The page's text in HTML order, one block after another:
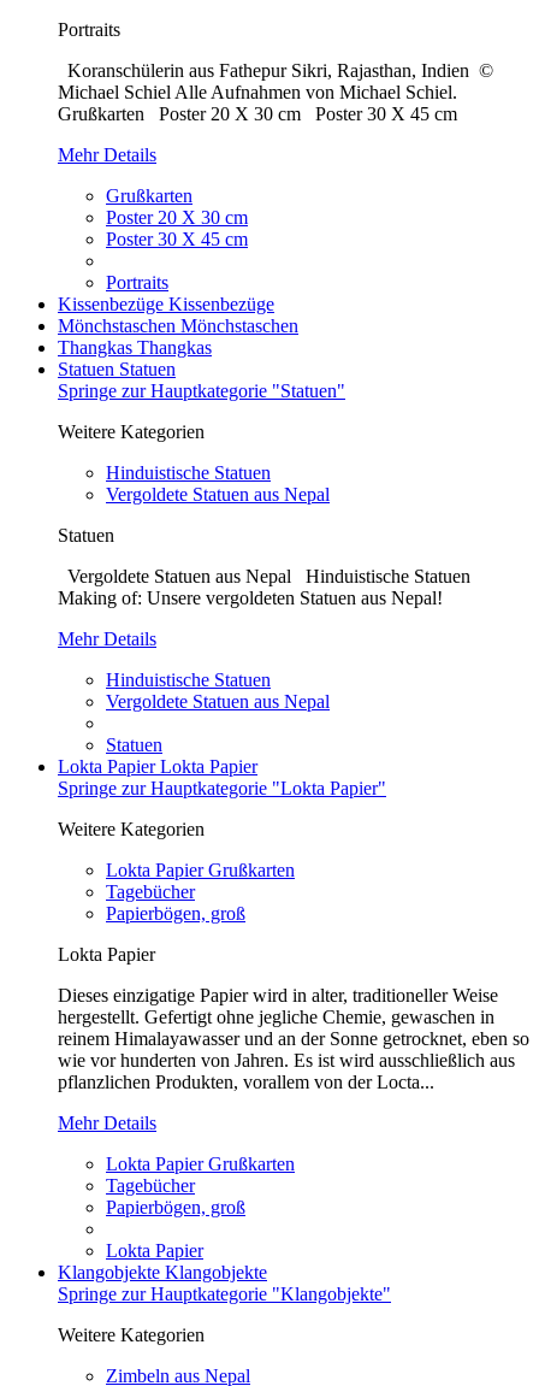
Portraits
Koranschülerin aus Fathepur Sikri, Rajasthan, Indien ©
Michael Schiel Alle Aufnahmen von Michael Schiel.
Grußkarten Poster 20 X 30 cm Poster 30 X 45 cm
Mehr Details
Grußkarten
Poster 20 X 30 cm
Poster 30 X 45 cm
Portraits
Kissenbezüge Kissenbezüge
Mönchstaschen Mönchstaschen
Thangkas Thangkas
Statuen Statuen
Springe zur Hauptkategorie "Statuen"
Weitere Kategorien
Hinduistische Statuen
Vergoldete Statuen aus Nepal
Statuen
Vergoldete Statuen aus Nepal Hinduistische Statuen
Making of: Unsere vergoldeten Statuen aus Nepal!
Mehr Details
Hinduistische Statuen
Vergoldete Statuen aus Nepal
Statuen
Lokta PapierLokta Papier
Springe zur Hauptkategorie "Lokta Papier"
Weitere Kategorien
Lokta Papier Grußkarten
Tagebücher
Papierbögen, groß
Lokta Papier
Dieses einzigatige Papier wird in alter, traditioneller Weise
hergestellt. Gefertigt ohne jegliche Chemie, gewaschen in
reinem Himalayawasser und an der Sonne getrocknet, eben so
wie vor hunderten von Jahren. Es ist wird ausschließlich aus
pflanzlichen Produkten, vorallem von der Locta...
Mehr Details
Lokta Papier Grußkarten
Tagebücher
Papierbögen, groß
Lokta Papier
Klangobjekte Klangobjekte
Springe zur Hauptkategorie "Klangobjekte"
Weitere Kategorien
Zimbeln aus Nepal